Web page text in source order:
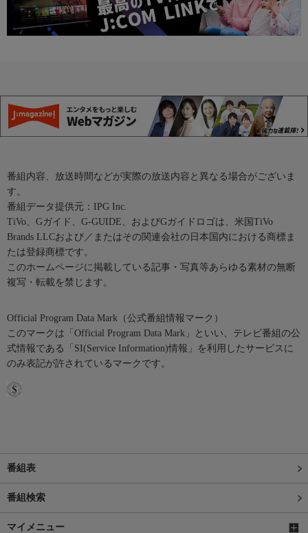
番組内容、放送時間などが実際の放送内容と異なる場合がございま
す。
番組データ提供元：IPG Inc.
TiVo、Gガイド、G-GUIDE、およびGガイドロゴは、米国TiVo
Brands LLCおよび／またはその関連会社の日本国内における商標ま
たは登録商標です。
このホームページに掲載している記事・写真等あらゆる素材の無断
複写・転載を禁じます。
Official Program Data Mark（公式番組情報マーク）
このマークは「Official Program Data Mark」といい、テレビ番組の公
式情報である「SI(Service Information)情報」を利用したサービスに
のみ表記が許されているマークです。
番組表
番組検索
マイメニュー